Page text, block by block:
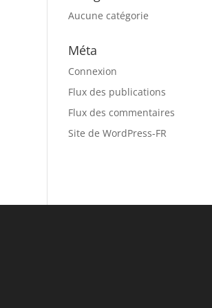
Aucune catégorie
Méta
Connexion
Flux des publications
Flux des commentaires
Site de WordPress-FR